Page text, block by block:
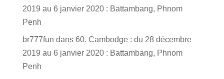
2019 au 6 janvier 2020 : Battambang, Phnom
Penh
br777fun dans 60. Cambodge : du 28 décembre
2019 au 6 janvier 2020 : Battambang, Phnom
Penh